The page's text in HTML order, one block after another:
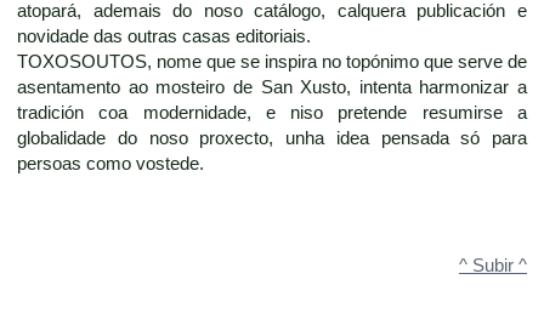
atopará, ademais do noso catálogo, calquera publicación e
novidade das outras casas editoriais.
TOXOSOUTOS, nome que se inspira no topónimo que serve de
asentamento ao mosteiro de San Xusto, intenta harmonizar a
tradición coa modernidade, e niso pretende resumirse a
globalidade do noso proxecto, unha idea pensada só para
persoas como vostede.
^ Subir ^